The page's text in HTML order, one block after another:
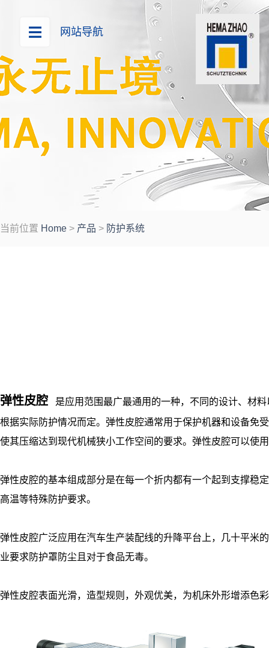
网站导航
当前位置 Home > 产品 > 防护系统
弹性皮腔
是应用范围最广最通用的一种，不同的设计、材
根据实际防护情况而定。弹性皮腔通常用于保护机器和设备免
使其压缩达到现代机械狭小工作空间的要求。弹性皮腔可以使
弹性皮腔的基本组成部分是在每一个折内都有一个起到支撑稳
高温等特殊防护要求。
弹性皮腔广泛应用在汽车生产装配线的升降平台上，几十平米
业要求防护罩防尘且对于食品无毒。
弹性皮腔表面光滑，造型规则，外观优美，为机床外形增添色